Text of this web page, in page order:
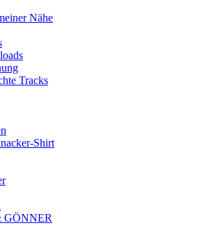
Nähe
Tracks
Shirt
GÖNNER